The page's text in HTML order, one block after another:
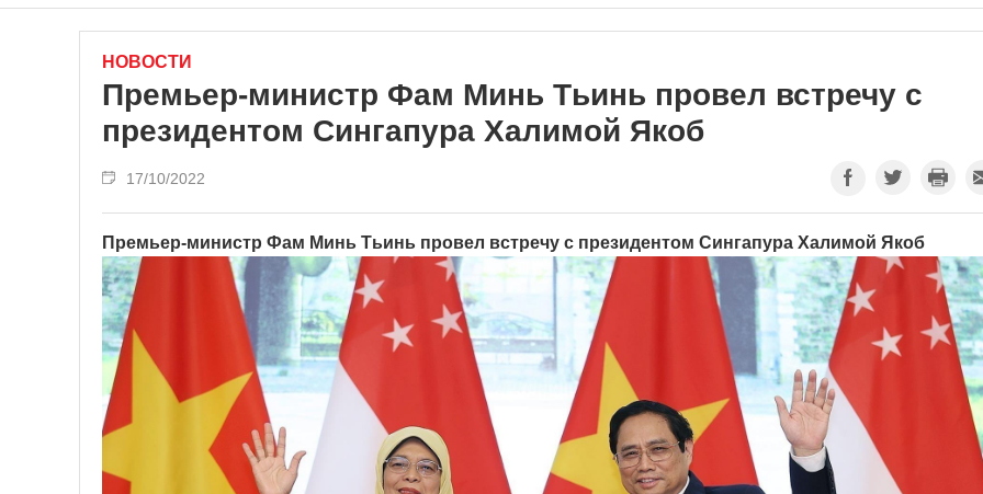
НОВОСТИ
Премьер-министр Фам Минь Тьинь провел встречу с
президентом Сингапура Халимой Якоб
17/10/2022
Премьер-министр Фам Минь Тьинь провел встречу с президентом Сингапура Халимой Якоб